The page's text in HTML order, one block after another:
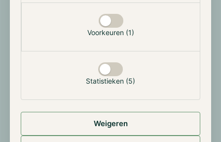
Voorkeuren (1)
Statistieken (5)
Weigeren
DappOS, een besturingsprotocol dat crypto-